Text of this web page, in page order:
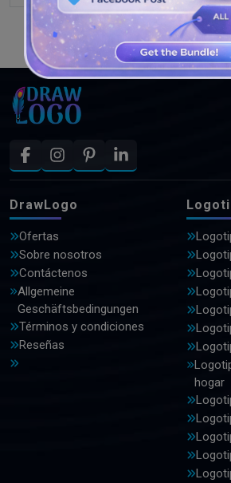
VER MÁS
DrawLogo
Ofertas
Sobre nosotros
Contáctenos
Allgemeine
Geschäftsbedingungen
Términos y condiciones
Reseñas
hogar